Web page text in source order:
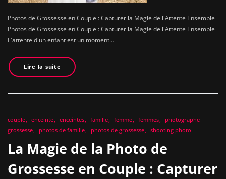
Photos de Grossesse en Couple : Capturer la Magie de l'Attente Ensemble
Photos de Grossesse en Couple : Capturer la Magie de l'Attente Ensemble
L'attente d'un enfant est un moment…
Lire la suite
couple enceinte enceintes famille femme femmes
photographe
grossesse
photos de famille photos de grossesse shooting photo
La Magie de la Photo de
Grossesse en Couple : Capturer